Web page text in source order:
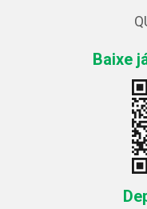
Baixe